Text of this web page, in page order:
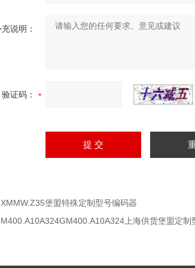
说明：
验证码：
堡盟特殊定制型号编码器
上海供货堡盟定制